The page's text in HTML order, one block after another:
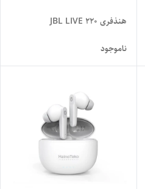
هنذفری JBL LIVE 220
ناموجود